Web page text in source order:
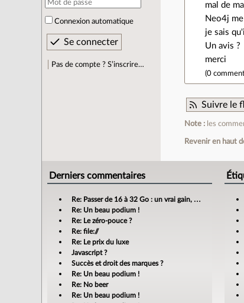
Connexion automatique
Pas de compte ? S’inscrire…
mal de
Neo4j
je sais
Un avis ?
merci
(0
Suivre le
Note : les
Revenir en haut
Derniers commentaires
Re: Passer de 16 à 32 Go : un vrai gain, mais jusqu’où ?
Re: Un beau podium !
Re: Le zéro-pouce ?
Re: file://
Re: Le prix du luxe
Javascript ?
Succès et droit des marques ?
Re: Un beau podium !
Re: No beer
Re: Un beau podium !